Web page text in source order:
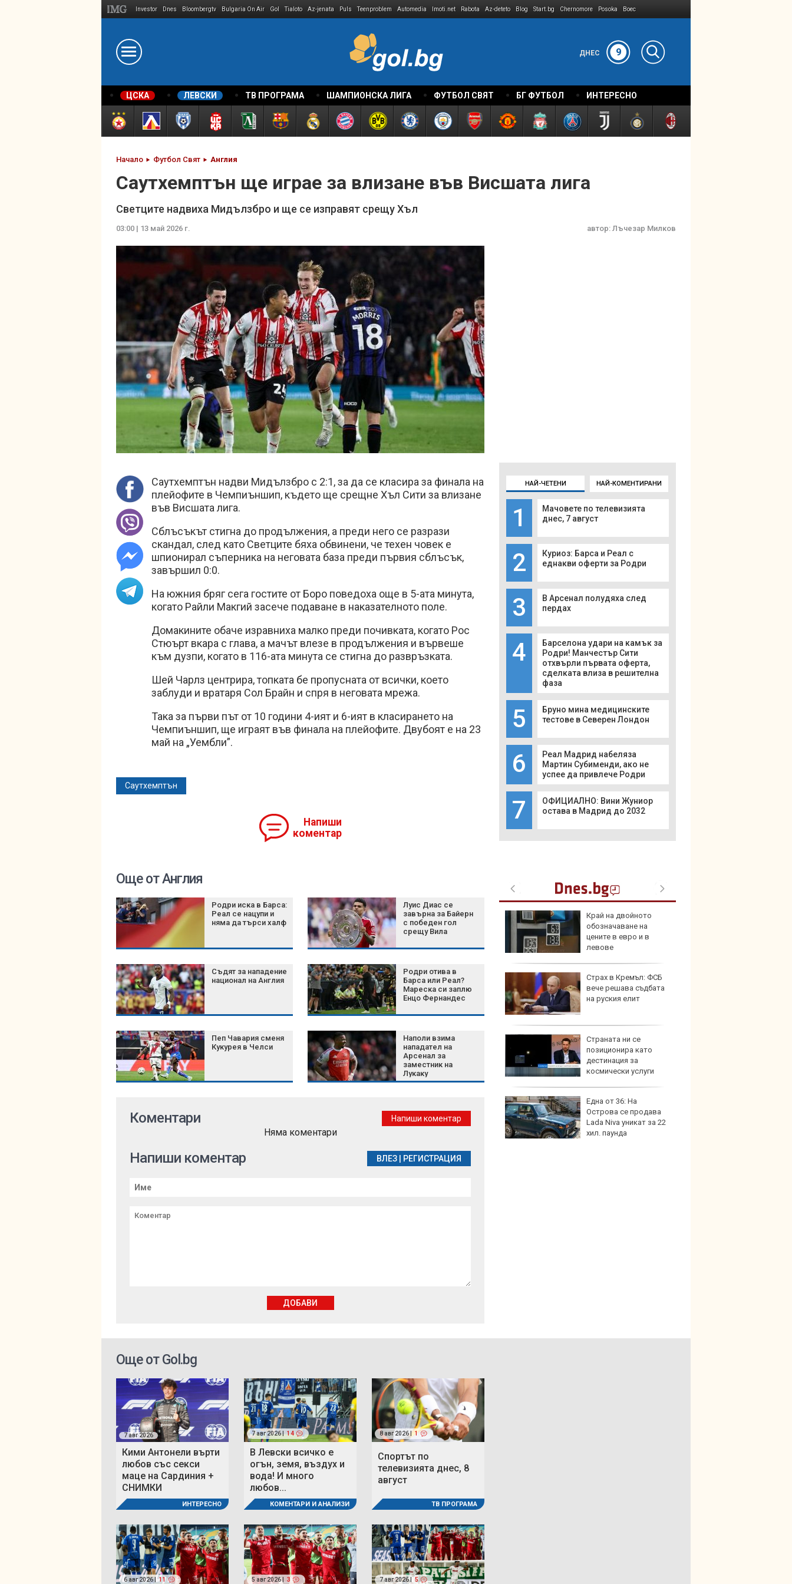
Investor Dnes Bloombergtv Bulgaria On Air Gol Tialoto Az-jenata Puls Teenproblem Automedia Imoti.net Rabota Az-deteto Blog Start.bg Chernomore Posoka Boec
ДНЕС 9
ЦСКА ЛЕВСКИ ТВ ПРОГРАМА ШАМПИОНСКА ЛИГА ФУТБОЛ СВЯТ БГ ФУТБОЛ ИНТЕРЕСНО
Начало Футбол Свят Англия
Саутхемптън ще играе за влизане във Висшата лига
Светците надвиха Мидълзбро и ще се изправят срещу Хъл
03:00 | 13 май 2026 г. автор: Лъчезар Милков
Саутхемптън надви Мидълзбро с 2:1, за да се класира за финала на
плейофите в Чемпиъншип, където ще срещне Хъл Сити за влизане
във Висшата лига.
Сблъсъкът стигна до продължения, а преди него се разрази
скандал, след като Светците бяха обвинени, че техен човек е
шпионирал съперника на неговата база преди първия сблъсък,
завършил 0:0.
На южния бряг сега гостите от Боро поведоха още в 5-ата минута,
когато Райли Макгий засече подаване в наказателното поле.
Домакините обаче изравниха малко преди почивката, когато Рос
Стюърт вкара с глава, а мачът влезе в продължения и вървеше
към дузпи, когато в 116-ата минута се стигна до развръзката.
Шей Чарлз центрира, топката бе пропусната от всички, което
заблуди и вратаря Сол Брайн и спря в неговата мрежа.
Така за първи път от 10 години 4-ият и 6-ият в класирането на
Чемпиъншип, ще играят във финала на плейофите. Двубоят е на 23
май на „Уембли”.
Саутхемптън
Напиши
коментар
НАЙ-ЧЕТЕНИ НАЙ-КОМЕНТИРАНИ
1
Мачовете по телевизията
днес, 7 август
2
Куриоз: Барса и Реал с
еднакви оферти за Родри
3
В Арсенал полудяха след
пердах
4
Барселона удари на камък за
Родри! Манчестър Сити
отхвърли първата оферта,
сделката влиза в решителна
фаза
5
Бруно мина медицинските
тестове в Северен Лондон
6
Реал Мадрид набеляза
Мартин Субименди, ако не
успее да привлече Родри
7
ОФИЦИАЛНО: Вини Жуниор
остава в Мадрид до 2032
Още от Англия
Родри иска в Барса:
Реал се нацупи и
няма да търси халф
Луис Диас се
завърна за Байерн
с победен гол
срещу Вила
Съдят за нападение
национал на Англия
Родри отива в
Барса или Реал?
Мареска си заплю
Енцо Фернандес
Пеп Чавария сменя
Кукурея в Челси
Наполи взима
нападател на
Арсенал за
заместник на
Лукаку
Нова руска атака по
Украйна: Жертви и
ранени край Киев и
Славянск
38 градуса и риск за
здравето: Оранжев
код за опасни жеги в
"Левски" продължи
победния си ход с 2:0
над "Локо" (Пд)
август: Какво носи
денят на Св. Мирон и
Край на двойното
обозначаване на
цените в евро и в
левове
Страх в Кремъл: ФСБ
вече решава съдбата
на руския елит
Страната ни се
позиционира като
дестинация за
космически услуги
Една от 36: На
Острова се продава
Lada Niva уникат за 22
хил. паунда
Коментари Напиши коментар
Няма коментари
Напиши коментар ВЛЕЗ РЕГИСТРАЦИЯ
ДОБАВИ
Още от Gol.bg
7 авг 2026
Кими Антонели върти
любов със секси
маце на Сардиния +
СНИМКИ
ИНТЕРЕСНО
7 авг 2026 | 14
В Левски всичко е
огън, земя, въздух и
вода! И много
любов...
КОМЕНТАРИ И АНАЛИЗИ
8 авг 2026 | 1
Спортът по
телевизията днес, 8
август
ТВ ПРОГРАМА
6 авг 2026 | 11 5 авг 2026 | 3 7 авг 2026 | 5